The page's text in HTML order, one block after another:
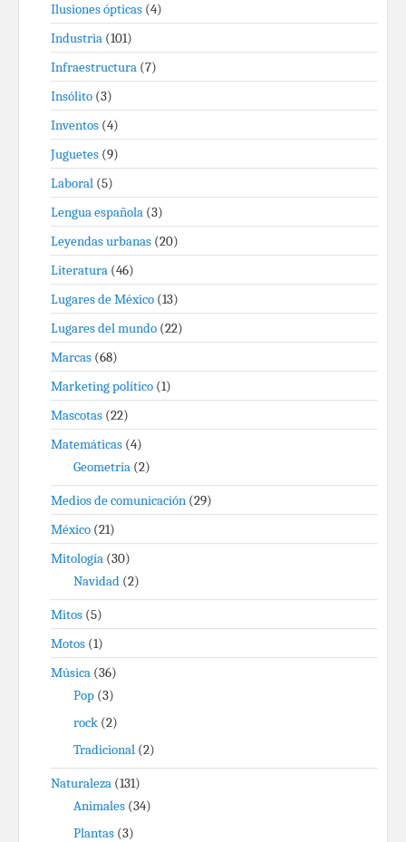
Ilusiones ópticas (4)
Industria (101)
Infraestructura (7)
Insólito (3)
Inventos (4)
Juguetes (9)
Laboral (5)
Lengua española (3)
Leyendas urbanas (20)
Literatura (46)
Lugares de México (13)
Lugares del mundo (22)
Marcas (68)
Marketing político (1)
Mascotas (22)
Matemáticas (4)
Geometría (2)
Medios de comunicación (29)
México (21)
Mitología (30)
Navidad (2)
Mitos (5)
Motos (1)
Música (36)
Pop (3)
rock (2)
Tradicional (2)
Naturaleza (131)
Animales (34)
Plantas (3)